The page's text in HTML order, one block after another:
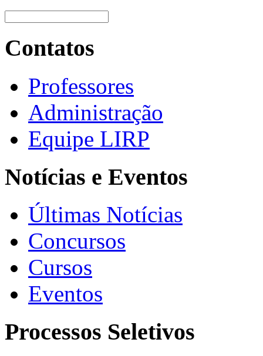
Contatos
Professores
Administração
Equipe LIRP
Notícias e Eventos
Últimas Notícias
Concursos
Cursos
Eventos
Processos Seletivos